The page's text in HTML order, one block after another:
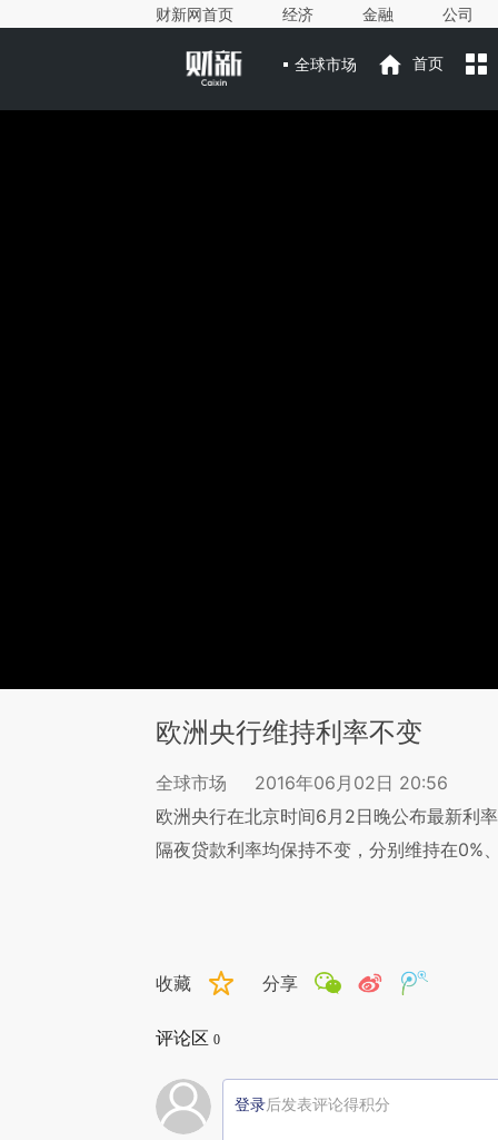
财新网首页 经济 金融 公司
全球市场 首页
欧洲央行维持利率不变
全球市场
2016年06月02日 20:56
欧洲央行在北京时间6月2日晚公布最新利
隔夜贷款利率均保持不变，分别维持在0%
收藏 分享
评论区 0
登录后发表评论得积分